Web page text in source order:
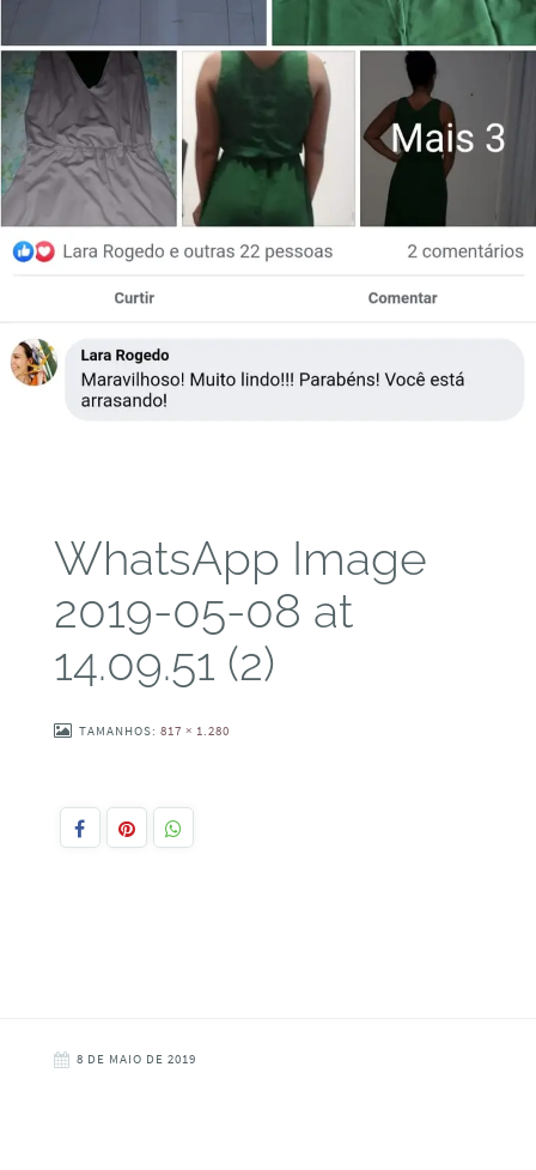
WhatsApp Image
2019-05-08 at
14.09.51 (2)
TAMANHOS: 817 × 1.280
8 DE MAIO DE 2019